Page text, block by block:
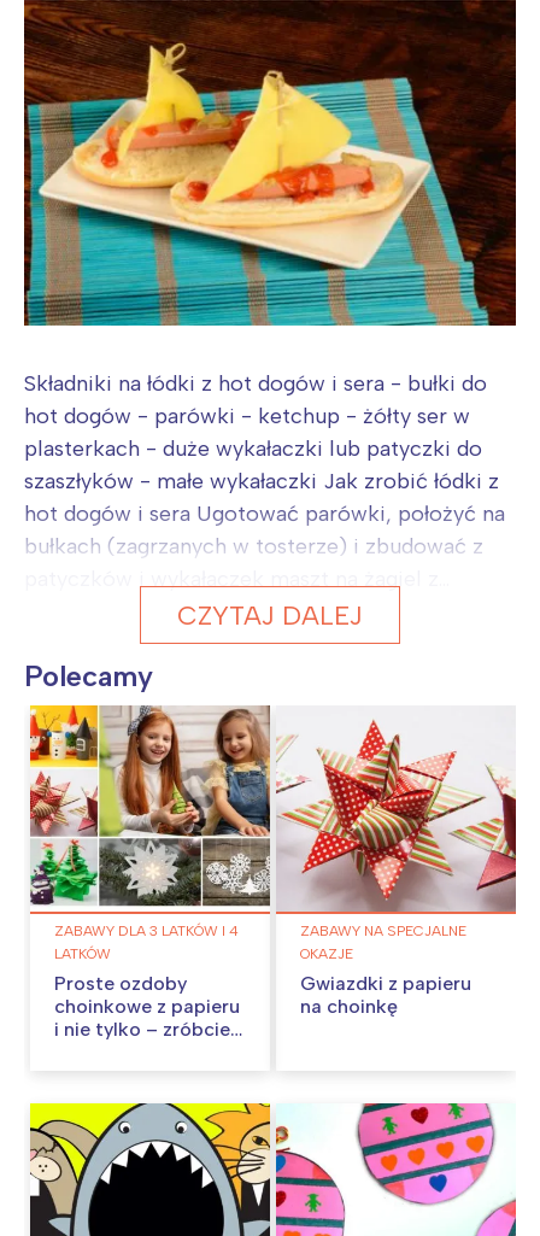
Składniki na łódki z hot dogów i sera - bułki do
hot dogów - parówki - ketchup - żółty ser w
plasterkach - duże wykałaczki lub patyczki do
szaszłyków - małe wykałaczki Jak zrobić łódki z
hot dogów i sera Ugotować parówki, położyć na
bułkach (zagrzanych w tosterze) i zbudować z
CZYTAJ DALEJ
Polecamy
ZABAWY DLA 3 LATKÓW I 4
LATKÓW
Proste ozdoby
choinkowe z papieru
i nie tylko – zróbcie
ZABAWY NA SPECJALNE
OKAZJE
Gwiazdki z papieru
na choinkę